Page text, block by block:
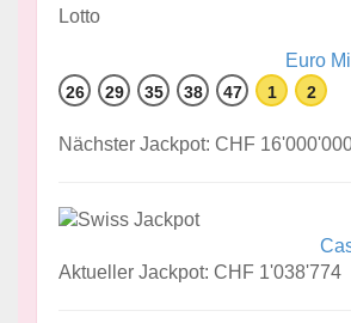
Euro
26 29 35 38 47 1 2
Nächster Jackpot: CHF
Aktueller Jackpot: CHF 1'038'774